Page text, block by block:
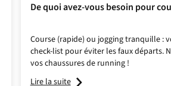
De quoi avez-vous besoin pour
Course (rapide) ou jogging tranquille :
check-list pour éviter les faux départs.
vos chaussures de running !
Lire la suite